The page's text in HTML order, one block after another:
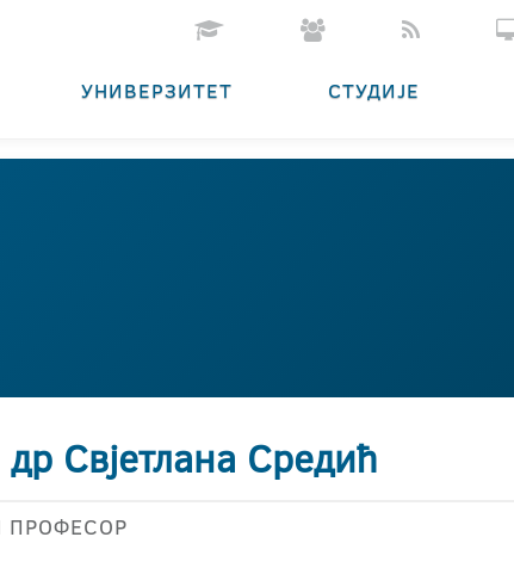
УНИВЕРЗИТЕТ СТУДИЈЕ
Свјетлана Средић
ПРОФЕСОР